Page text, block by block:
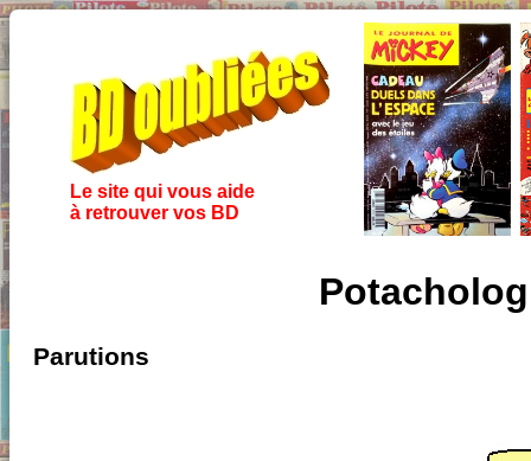
Le site qui vous aide
à retrouver vos BD
Parutions